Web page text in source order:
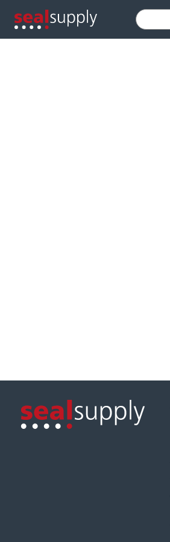
Logo van de website